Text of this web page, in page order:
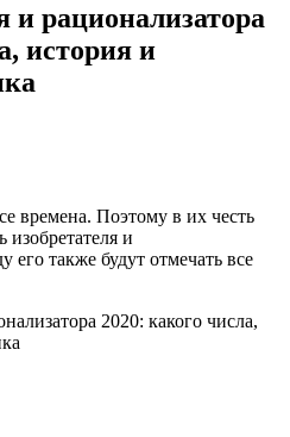
и рационализатора
история и
времена. Поэтому в их честь
и
его также будут отмечать все